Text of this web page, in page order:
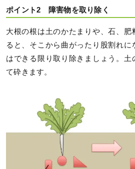
ポイント2 障害物を取り除く
大根の根は土のかたまりや、石、
ると、そこから曲がったり股割れに
はできる限り取り除きましょう。土
て砕きます。